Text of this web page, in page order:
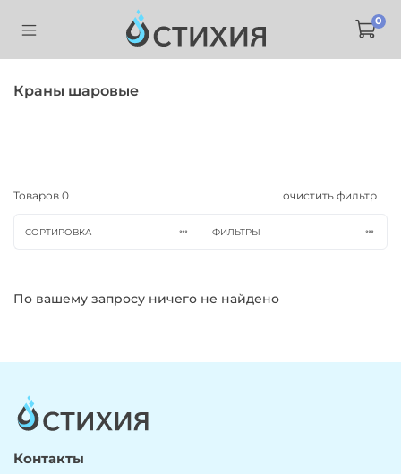
0
Краны шаровые
Товаров 0 очистить фильтр
СОРТИРОВКА ФИЛЬТРЫ
По вашему запросу ничего не найдено
Контакты